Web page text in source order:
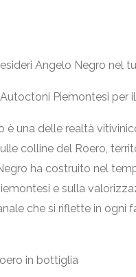
Angelo Negro nel
Piemontesi per
è una delle realtà
colline del Roero,
ha costruito nel
e sulla
che si riflette in ogni
in bottiglia